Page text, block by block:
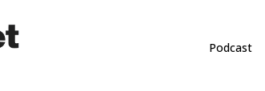
Podcast